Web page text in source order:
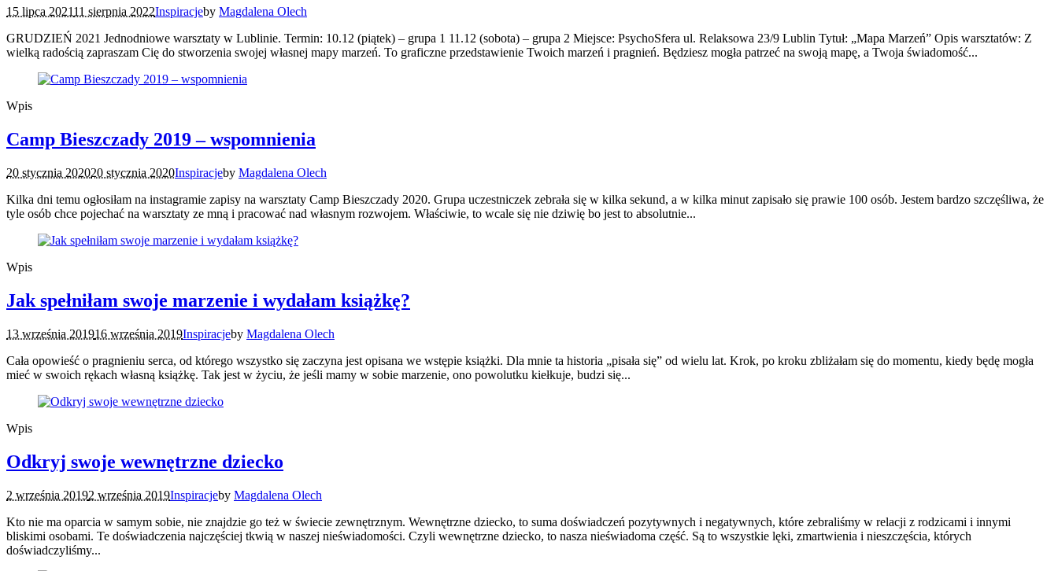
15 lipca 202111 sierpnia 2022Inspiracjeby Magdalena Olech
GRUDZIEŃ 2021 Jednodniowe warsztaty w Lublinie. Termin: 10.12 (piątek) – grupa 1 11.12 (sobota) – grupa 2 Miejsce: PsychoSfera ul. Relaksowa 23/9 Lublin Tytuł: „Mapa Marzeń” Opis warsztatów: Z
wielką radością zapraszam Cię do stworzenia swojej własnej mapy marzeń. To graficzne przedstawienie Twoich marzeń i pragnień. Będziesz mogła patrzeć na swoją mapę, a Twoja świadomość...
Wpis
Camp Bieszczady 2019 – wspomnienia
20 stycznia 202020 stycznia 2020Inspiracjeby Magdalena Olech
Kilka dni temu ogłosiłam na instagramie zapisy na warsztaty Camp Bieszczady 2020. Grupa uczestniczek zebrała się w kilka sekund, a w kilka minut zapisało się prawie 100 osób. Jestem bardzo szczęśliwa, że
tyle osób chce pojechać na warsztaty ze mną i pracować nad własnym rozwojem. Właściwie, to wcale się nie dziwię bo jest to absolutnie...
Wpis
Jak spełniłam swoje marzenie i wydałam książkę?
13 września 201916 września 2019Inspiracjeby Magdalena Olech
Cała opowieść o pragnieniu serca, od którego wszystko się zaczyna jest opisana we wstępie książki. Dla mnie ta historia „pisała się” od wielu lat. Krok, po kroku zbliżałam się do momentu, kiedy będę mogła
mieć w swoich rękach własną książkę. Tak jest w życiu, że jeśli mamy w sobie marzenie, ono powolutku kiełkuje, budzi się...
Wpis
Odkryj swoje wewnętrzne dziecko
2 września 20192 września 2019Inspiracjeby Magdalena Olech
Kto nie ma oparcia w samym sobie, nie znajdzie go też w świecie zewnętrznym. Wewnętrzne dziecko, to suma doświadczeń pozytywnych i negatywnych, które zebraliśmy w relacji z rodzicami i innymi
bliskimi osobami. Te doświadczenia najczęściej tkwią w naszej nieświadomości. Czyli wewnętrzne dziecko, to nasza nieświadoma część. Są to wszystkie lęki, zmartwienia i nieszczęścia, których
doświadczyliśmy...